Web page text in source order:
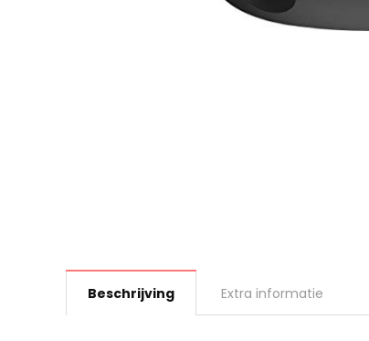
Beschrijving Extra informatie